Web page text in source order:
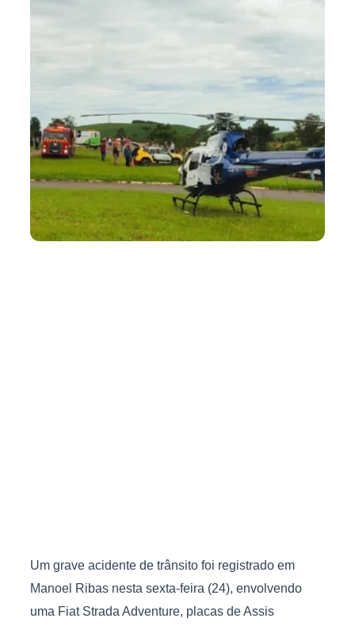
Um grave acidente de trânsito foi registrado em
Manoel Ribas nesta sexta-feira (24), envolvendo
uma Fiat Strada Adventure, placas de Assis